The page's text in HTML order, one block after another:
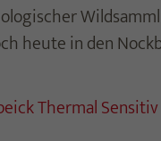
heute in den
Thermal